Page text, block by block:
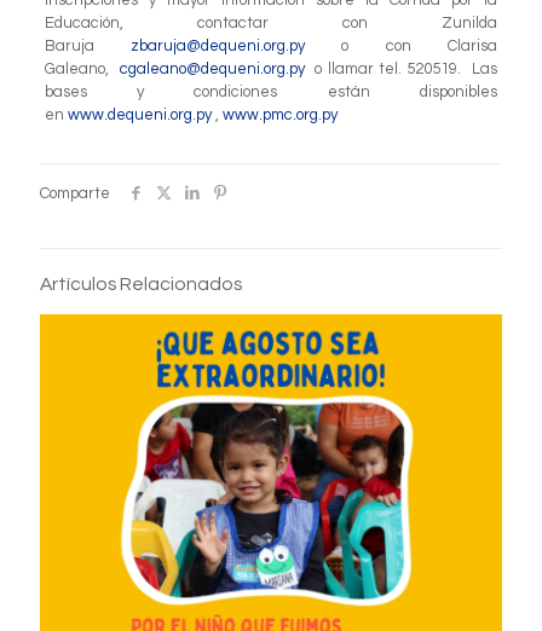
Educación, contactar con Zunilda
Baruja zbaruja@dequeni.org.pyo con Clarisa
Galeano, cgaleano@dequeni.org.pyo llamar tel. 520519. Las
bases y condiciones están disponibles
en www.dequeni.org.py, www.pmc.org.py
Comparte
Artículos Relacionados